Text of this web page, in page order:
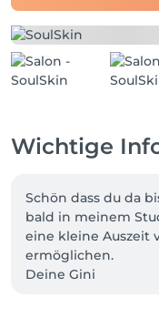
Wichtige
Schön dass du da
bald in meinem
eine kleine Auszeit
ermöglichen.
Deine Gini